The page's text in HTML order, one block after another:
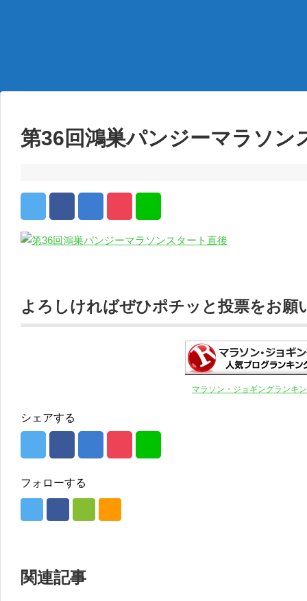
第36回鴻巣パンジーマラソン
よろしければぜひポチッと投票をお願
マラソン・ジョギングランキ
シェアする
フォローする
関連記事